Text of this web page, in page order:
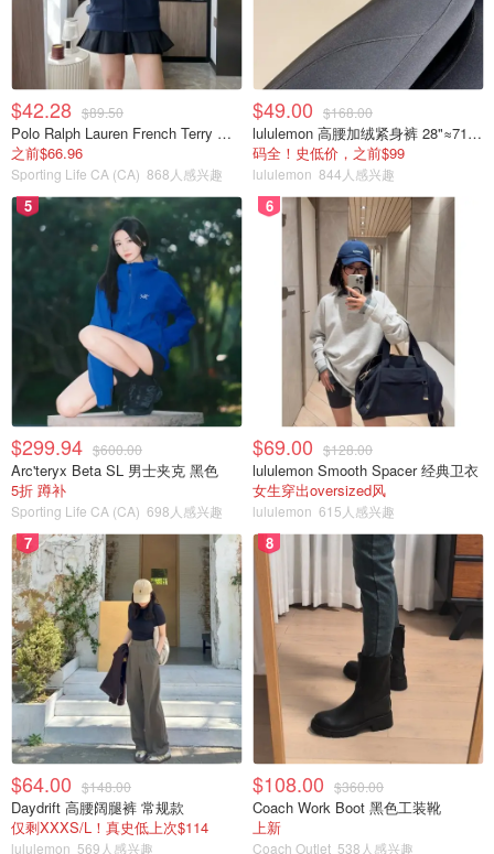
被理发过的草泥马
https://youtu.be/6DHrY20srsA
$42.28 $89.50
Polo Ralph Lauren French Terry 女童连帽卫衣 7-16码
之前$66.96
Sporting Life CA (CA) 868人感兴趣
$49.00 $168.00
lululemon 高腰加绒紧身裤 28"≈71cm 5个口袋
码全！史低价，之前$99
lululemon 844人感兴趣
5
$299.94 $600.00
Arc'teryx Beta SL 男士夹克 黑色
5折 蹲补
Sporting Life CA (CA) 698人感兴趣
6
$69.00 $128.00
lululemon Smooth Spacer 经典卫衣
女生穿出oversized风
lululemon 615人感兴趣
7
$64.00 $148.00
Daydrift 高腰阔腿裤 常规款
仅剩XXXS/L！真史低上次$114
lululemon 569人感兴趣
8
$108.00 $360.00
Coach Work Boot 黑色工装靴
上新
Coach Outlet 538人感兴趣